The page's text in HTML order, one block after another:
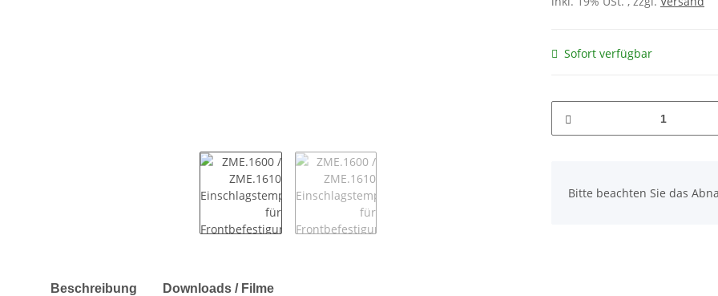
Sofort verfügbar
Bitte beachten Sie das
weitere Registerkarten anzeigen
Beschreibung Downloads / Filme